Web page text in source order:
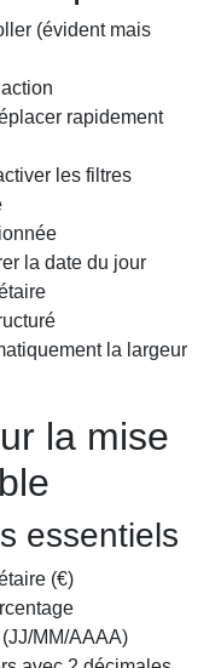
(évident mais
rapidement
les filtres
la date du jour
la largeur
la mise
essentiels
(€)
MM/AAAA)